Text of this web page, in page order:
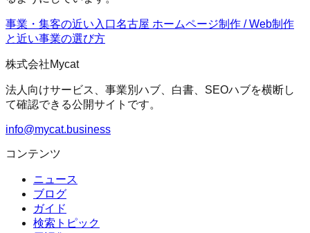
事業・集客の近い入口名古屋 ホームページ制作 / Web制作
と近い事業の選び方
株式会社Mycat
法人向けサービス、事業別ハブ、白書、SEOハブを横断し
て確認できる公開サイトです。
info@mycat.business
コンテンツ
ニュース
ブログ
ガイド
検索トピック